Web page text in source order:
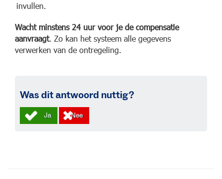
invullen.
Wacht minstens 24 uur voor je de compensatie
aanvraagt. Zo kan het systeem alle gegevens
verwerken van de ontregeling.
Was dit antwoord nuttig?